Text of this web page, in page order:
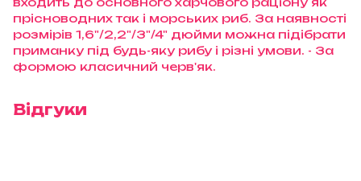
прісноводних так і морських риб. За наявності
розмірів 1,6"/2,2"/3"/4" дюйми можна підібрати
приманку під будь-яку рибу і різні умови. - За
формою класичний черв'як.
Відгуки